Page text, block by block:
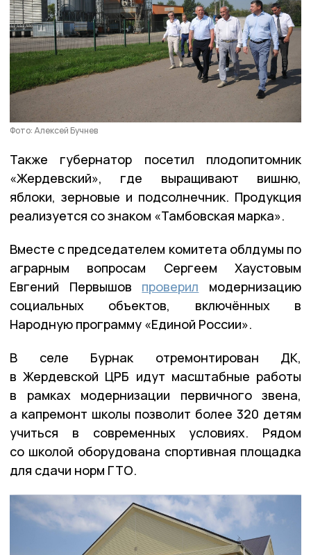
Фото: Алексей Бучнев
Также губернатор посетил плодопитомник
«Жердевский», где выращивают вишню,
яблоки, зерновые и подсолнечник. Продукция
реализуется со знаком «Тамбовская марка».
Вместе с председателем комитета облдумы по
аграрным вопросам Сергеем Хаустовым
Евгений Первышов проверил модернизацию
социальных объектов, включённых в
Народную программу «Единой России».
В селе Бурнак отремонтирован ДК,
в Жердевской ЦРБ идут масштабные работы
в рамках модернизации первичного звена,
а капремонт школы позволит более 320 детям
учиться в современных условиях. Рядом
со школой оборудована спортивная площадка
для сдачи норм ГТО.